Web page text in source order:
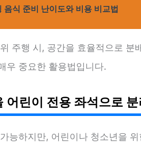
음식 준비 난이도와 비용 비교법
주행 시, 공간을 효율적으로 분
우 중요한 활용법입니다.
어린이 전용 좌석으로 분
능하지만, 어린이나 청소년을 위